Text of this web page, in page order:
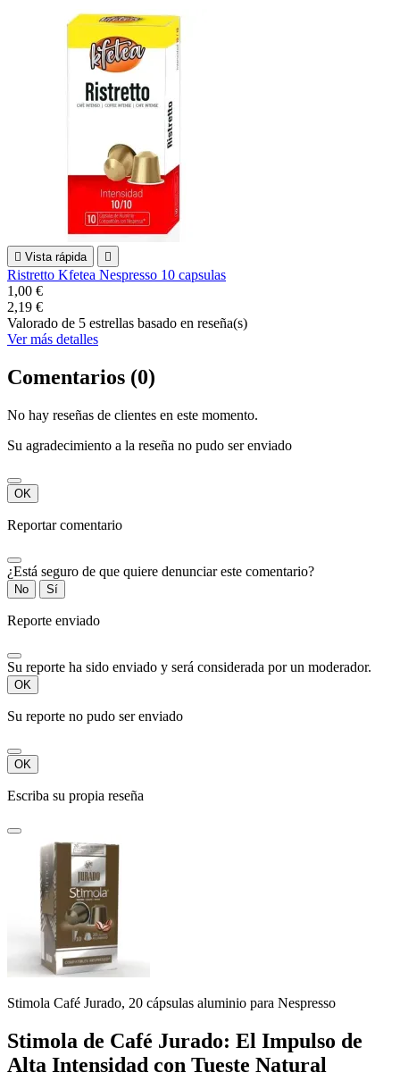
 Vista rápida 
Ristretto Kfetea Nespresso 10 capsulas
1,00 €
2,19 €
Valorado de 5 estrellas basado en reseña(s)
Ver más detalles
Comentarios (0)
No hay reseñas de clientes en este momento.
Su agradecimiento a la reseña no pudo ser enviado
OK
Reportar comentario
¿Está seguro de que quiere denunciar este comentario?
No Sí
Reporte enviado
Su reporte ha sido enviado y será considerada por un moderador.
OK
Su reporte no pudo ser enviado
OK
Escriba su propia reseña
Stimola Café Jurado, 20 cápsulas aluminio para Nespresso
Stimola de Café Jurado: El Impulso de
Alta Intensidad con Tueste Natural